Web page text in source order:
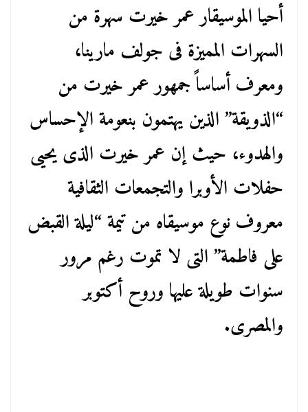
أحيا الموسيقار عمر خيرت سهرة من
السهرات المميزة فى جولف مارينا،
ومعرف أساساً جمهور عمر خيرت من
“الذويقة” الذين يهتمون بنعومة الإحساس
والهدوء، حيث إن عمر خيرت الذى يحيى
حفلات الأوبرا والتجمعات الثقافية
معروف نوع موسيقاه من تيمة “ليلة القبض
على فاطمة” التى لا تموت رغم مرور
سنوات طويلة عليها وروح أكتوبر
والمصرى.